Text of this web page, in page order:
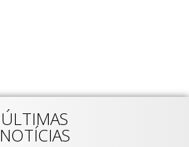
ÚLTIMAS
NOTÍCIAS